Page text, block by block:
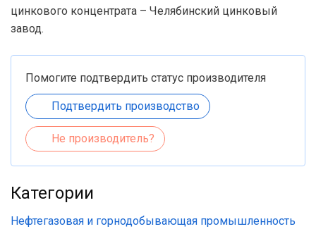
цинкового концентрата – Челябинский цинковый
завод.
Помогите подтвердить статус производителя
Подтвердить производство
Не производитель?
Категории
Нефтегазовая и горнодобывающая промышленность